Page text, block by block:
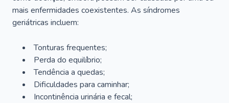
mais enfermidades coexistentes. As síndromes
geriátricas incluem:
Tonturas frequentes;
Perda do equilíbrio;
Tendência a quedas;
Dificuldades para caminhar;
Incontinência urinária e fecal;